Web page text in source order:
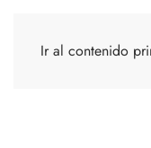
Ir al contenido